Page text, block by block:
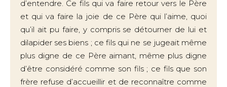
d’entendre. Ce fils qui va faire retour vers le Père
et qui va faire la joie de ce Père qui l’aime, quoi
qu’il ait pu faire, y compris se détourner de lui et
dilapider ses biens ; ce fils qui ne se jugeait même
plus digne de ce Père aimant, même plus digne
d’être considéré comme son fils ; ce fils que son
frère refuse d’accueillir et de reconnaître comme